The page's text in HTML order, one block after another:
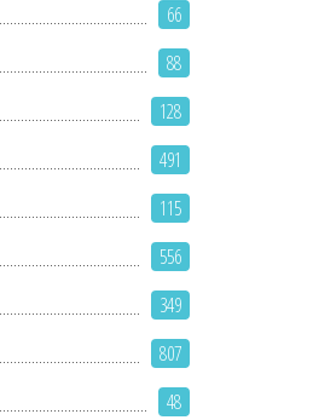
66
88
128
491
115
556
349
807
48